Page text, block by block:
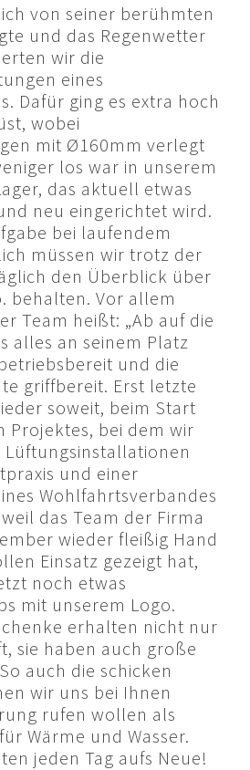
von seiner berühmten
und das Regenwetter
wir die
eines
Dafür ging es extra hoch
wobei
mit Ø160mm verlegt
los war in unserem
das aktuell etwas
neu eingerichtet wird.
bei laufendem
müssen wir trotz der
den Überblick über
behalten. Vor allem
Team heißt: „Ab auf die
alles an seinem Platz
und die
griffbereit. Erst letzte
soweit, beim Start
Projektes, bei dem wir
und einer
Wohlfahrtsverbandes
das Team der Firma
wieder fleißig Hand
Einsatz gezeigt hat,
noch etwas
mit unserem Logo.
erhalten nicht nur
sie haben auch große
auch die schicken
wir uns bei Ihnen
rufen wollen als
Wärme und Wasser.
jeden Tag aufs Neue!